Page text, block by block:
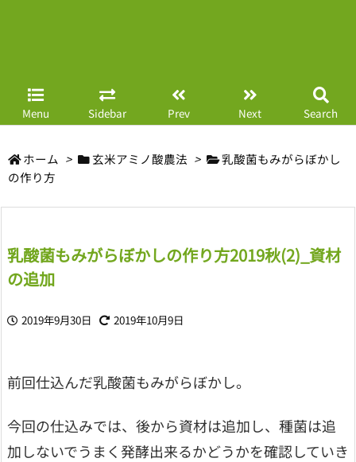
Menu Sidebar Prev Next Search
ホーム > 玄米アミノ酸農法 >
乳酸菌もみがらぼかし
の作り方
乳酸菌もみがらぼかしの作り方2019秋(2)_資材
の追加
2019年9月30日 2019年10月9日
前回仕込んだ乳酸菌もみがらぼかし。
今回の仕込みでは、後から資材は追加し、種菌は追
加しないでうまく発酵出来るかどうかを確認していき